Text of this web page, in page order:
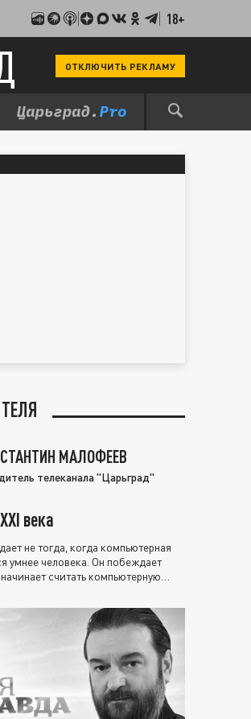
18+
ОТКЛЮЧИТЬ РЕКЛАМУ
МАЛОФЕЕВ
телеканала "Царьград"
века
не тогда, когда компьютерная
умнее человека. Он побеждает
считать компьютерную